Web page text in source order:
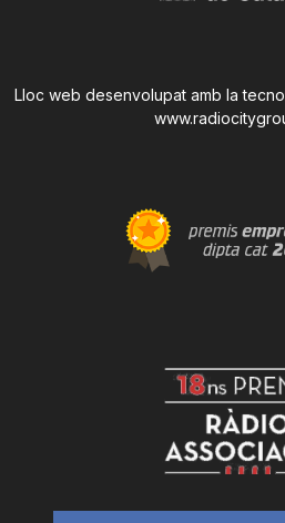
Lloc web desenvolupat amb la